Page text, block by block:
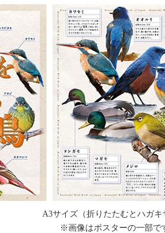
A3サイズ（折りたたむとハガキ
※画像はポスターの一部で